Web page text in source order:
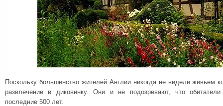
Поскольку большинство жителей Англии никогда не видели живьем
развлечение в диковинку. Они и не подозревают, что
последние 500 лет.